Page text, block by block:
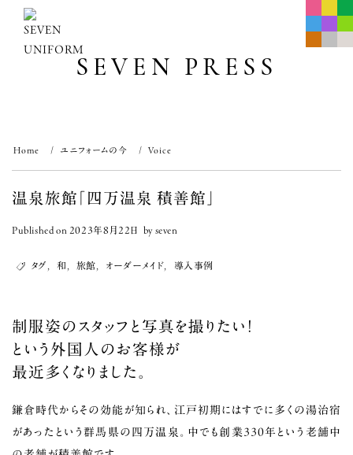
content
SEVEN PRESS
Home ユニフォームの今 Voice
温泉旅館「四万温泉 積善館」
Published on 2023年8月22日 by seven
タグ , 和 , 旅館, オーダーメイド, 導入事例
制服姿のスタッフと写真を撮りたい！
という外国人のお客様が
最近多くなりました。
鎌倉時代からその効能が知られ、江戸初期にはすでに多くの湯治宿
があったという群馬県の四万温泉。中でも創業330年という老舗中